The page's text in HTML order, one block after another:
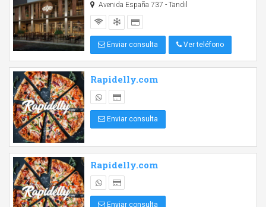
Avenida España 737 - Tandil
Enviar consulta Ver teléfono
Rapidelly.com
Enviar consulta
Rapidelly.com
Enviar consulta